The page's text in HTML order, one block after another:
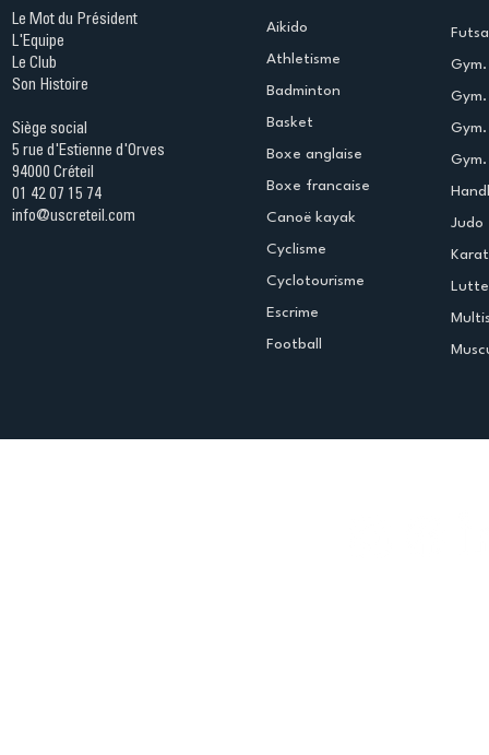
Le Mot du Président
L'Equipe
Le Club
Son Histoire
Siège social
5 rue d'Estienne d'Orves
94000 Créteil
01 42 07 15 74
info@uscreteil.com
Aikido
Athletisme
Badminton
Basket
Boxe anglaise
Boxe francaise
Canoë kayak
Cyclisme
Cyclotourisme
Escrime
Football
Judo
Lutte